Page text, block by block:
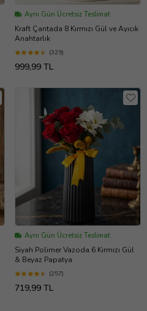
Aynı Gün Ücretsiz Teslimat
Kraft Çantada 8 Kırmızı Gül ve Ayıcık
Anahtarlık
(329)
999,99 TL
Aynı Gün Ücretsiz Teslimat
Siyah Polimer Vazoda 6 Kırmızı Gül
& Beyaz Papatya
(257)
719,99 TL